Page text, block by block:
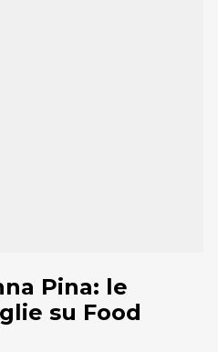
Pina: le
su Food